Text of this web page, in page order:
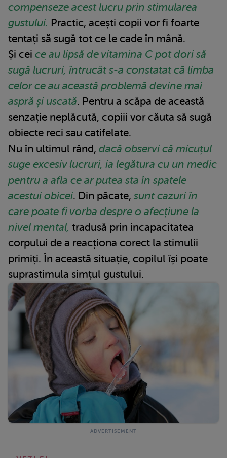
compenseze acest lucru prin stimularea
gustului. Practic, acești copii vor fi foarte
tentați să sugă tot ce le cade în mână.
Și cei ce au lipsă de vitamina C pot dori să
sugă lucruri, întrucât s-a constatat că limba
celor ce au această problemă devine mai
aspră și uscată. Pentru a scăpa de această
senzație neplăcută, copiii vor căuta să sugă
obiecte reci sau catifelate.
Nu în ultimul rând, dacă observi că micuțul
suge excesiv lucruri, ia legătura cu un medic
pentru a afla ce ar putea sta în spatele
acestui obicei. Din păcate, sunt cazuri în
care poate fi vorba despre o afecțiune la
nivel mental, tradusă prin incapacitatea
corpului de a reacționa corect la stimulii
primiți. În această situație, copilul își poate
suprastimula simțul gustului.